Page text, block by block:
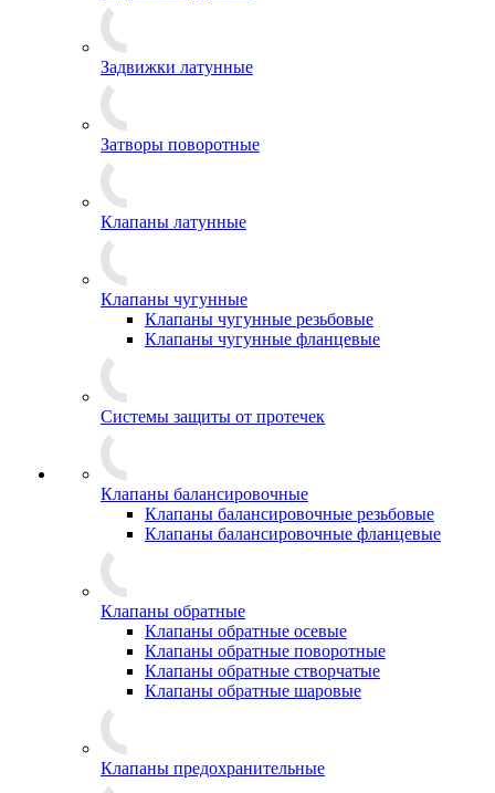
Задвижки латунные
Затворы поворотные
Клапаны латунные
Клапаны чугунные
Клапаны чугунные резьбовые
Клапаны чугунные фланцевые
Системы защиты от протечек
Клапаны балансировочные
Клапаны балансировочные резьбовые
Клапаны балансировочные фланцевые
Клапаны обратные
Клапаны обратные осевые
Клапаны обратные поворотные
Клапаны обратные створчатые
Клапаны обратные шаровые
Клапаны предохранительные